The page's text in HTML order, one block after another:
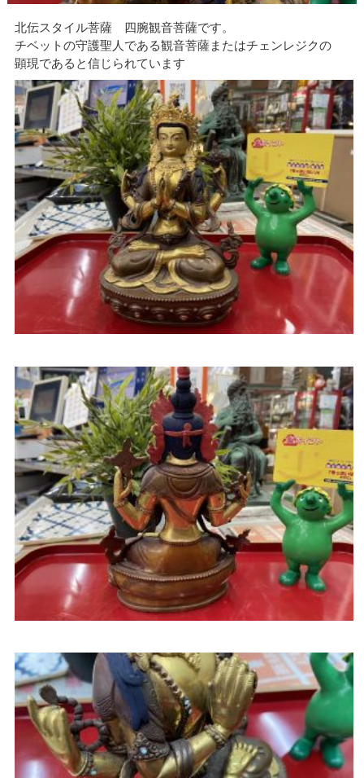
北伝スタイル菩薩 四腕観音菩薩です。
チベットの守護聖人である観音菩薩またはチェンレジクの
顕現であると信じられています